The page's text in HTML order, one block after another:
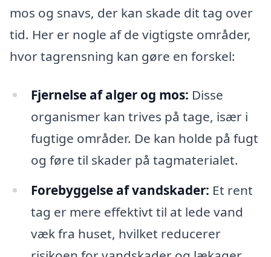
mos og snavs, der kan skade dit tag over
tid. Her er nogle af de vigtigste områder,
hvor tagrensning kan gøre en forskel:
Fjernelse af alger og mos: Disse
organismer kan trives på tage, især i
fugtige områder. De kan holde på fugt
og føre til skader på tagmaterialet.
Forebyggelse af vandskader: Et rent
tag er mere effektivt til at lede vand
væk fra huset, hvilket reducerer